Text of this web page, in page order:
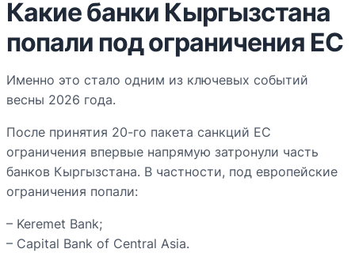
Какие банки Кыргызстана
попали под ограничения ЕС
Именно это стало одним из ключевых событий
весны 2026 года.
После принятия 20-го пакета санкций ЕС
ограничения впервые напрямую затронули часть
банков Кыргызстана. В частности, под европейские
ограничения попали:
– Keremet Bank;
– Capital Bank of Central Asia.